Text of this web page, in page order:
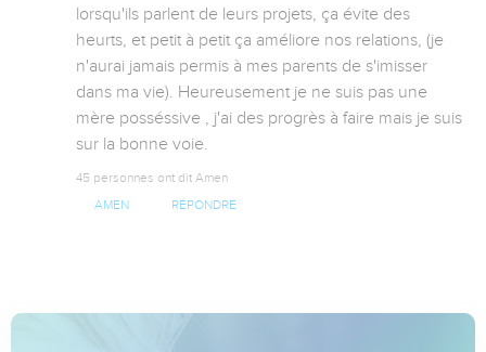
lorsqu'ils parlent de leurs projets, ça évite des
heurts, et petit à petit ça améliore nos relations, (je
n'aurai jamais permis à mes parents de s'imisser
dans ma vie). Heureusement je ne suis pas une
mère posséssive , j'ai des progrès à faire mais je suis
sur la bonne voie.
45 personnes ont dit Amen
AMEN RÉPONDRE